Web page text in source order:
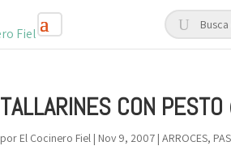
TALLARINES CON
por El Cocinero Fiel | Nov 9, 2007 |ARROCES,